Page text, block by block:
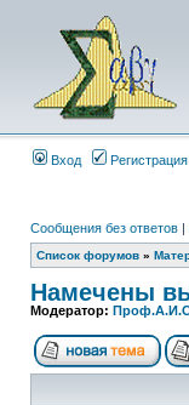
Вход Регистрация
Сообщения без ответов |
Список форумов »
Намечены
Модератор: